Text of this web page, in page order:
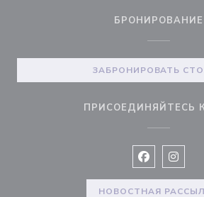
БРОНИРОВАНИЕ
ЗАБРОНИРОВАТЬ
ПРИСОЕДИНЯЙТЕСЬ
Facebook
НОВОСТНАЯ